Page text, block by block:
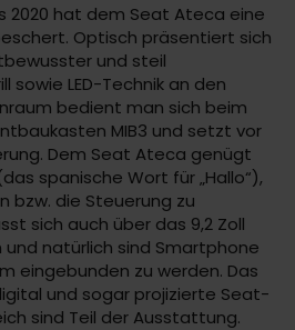
2020 hat dem Seat Ateca eine
Optisch präsentiert sich
und steil
sowie LED-Technik an den
bedient man sich beim
MIB3 und setzt vor
Dem Seat Ateca genügt
spanische Wort für „Hallo“),
bzw. die Steuerung zu
sich auch über das 9,2 Zoll
natürlich sind Smartphone
eingebunden zu werden. Das
und sogar projizierte Seat-
sind Teil der Ausstattung.